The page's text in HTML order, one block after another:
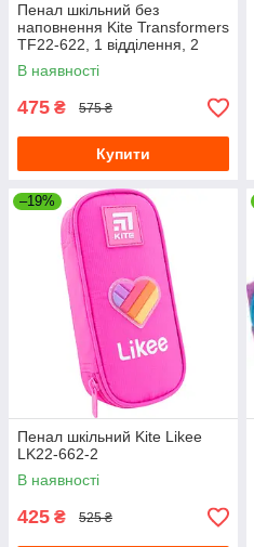
Пенал шкільний без
наповнення Kite Transformers
TF22-622, 1 відділення, 2
відвороти
В наявності
475 ₴ 575 ₴
Купити
–19%
Пенал шкільний Kite Likee
LK22-662-2
В наявності
425 ₴ 525 ₴